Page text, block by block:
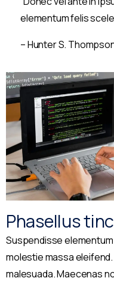
elementum felis
– Hunter S.
Phasellus
Suspendisse
molestie massa
malesuada. Maecenas